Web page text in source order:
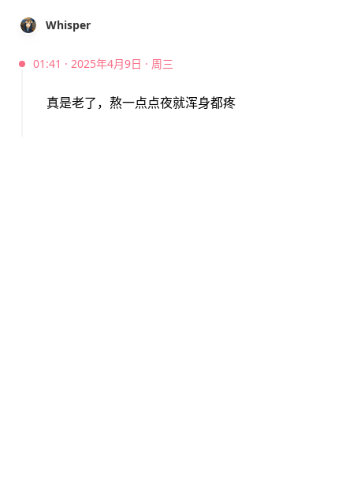
Whisper
01:41 · 2025年4月9日 · 周三
真是老了，熬一点点夜就浑身都疼